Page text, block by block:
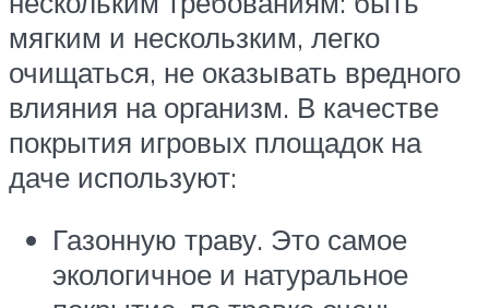
мягким и нескользким, легко
очищаться, не оказывать вредного
влияния на организм. В качестве
покрытия игровых площадок на
даче используют:
Газонную траву. Это самое
экологичное и натуральное